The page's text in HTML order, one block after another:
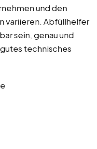
und den
variieren. Abfüllhelfer
sein, genau und
technisches